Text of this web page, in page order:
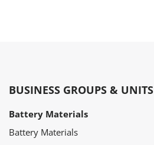
BUSINESS GROUPS & UNITS
Battery Materials
Battery Materials